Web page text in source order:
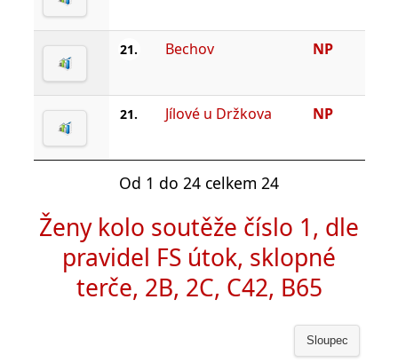
21. Bechov NP
21. Jílové u Držkova NP
Od 1 do 24 celkem 24
Ženy kolo soutěže číslo 1, dle
pravidel FS útok, sklopné
terče, 2B, 2C, C42, B65
Sloupec